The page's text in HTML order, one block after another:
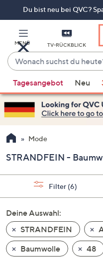
Du bist neu bei QVC?
MENÜ TV-RÜCKBLICK
Wonach
suchst
du
heute?
Vorschläge
verfügbar
sind,
verwenden
Sie
Pfeiltasten
nach
und
nach
unten
oder
wischen
Sie
Tagesangebot Neu
Mode
STRANDFEIN -
Filter (6)
Deine Auswahl:
STRANDFEIN
Baumwolle
48